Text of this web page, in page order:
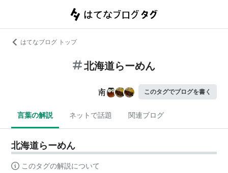
はてなブログ トップ
北海道らーめん
このタグでブログを書く
言葉の解説 ネットで話題 関連ブログ
北海道らーめん
このタグの解説について